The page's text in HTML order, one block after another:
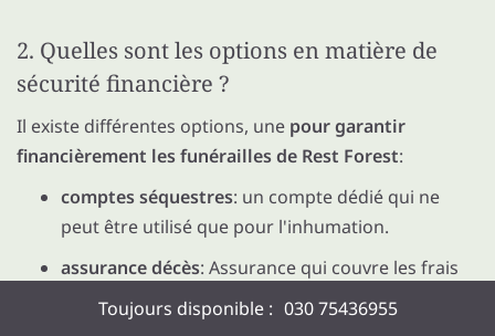
2. Quelles sont les options en matière de
sécurité financière ?
Il existe différentes options, une pour garantir
financièrement les funérailles de Rest Forest:
comptes séquestres: un compte dédié qui ne
peut être utilisé que pour l'inhumation.
assurance décès: Assurance qui couvre les frais
en cas de décès.
Toujours disponible : 030 75436955